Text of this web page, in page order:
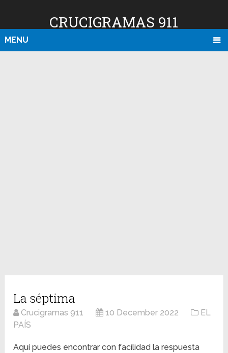
CRUCIGRAMAS 911
MENU
La séptima
Crucigramas 911 10 December 2022
EL
PAÍS
Aquí puedes encontrar con facilidad la respuesta